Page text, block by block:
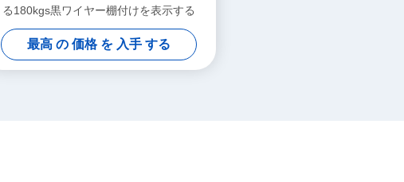
る180kgs黒ワイヤー棚付けを表示する
最高 の 価格 を 入手 する